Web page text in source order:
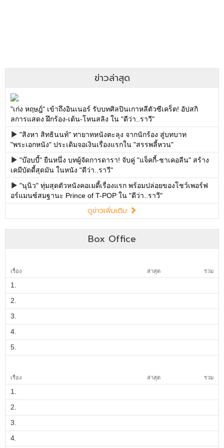
ข่าวล่าสุด
"เก่ง หฤษฎ์" เข้าถึงอินเนอร์ รับบทศิลปินเกาหลีตัวซีเคร็ต! อัปสกิ
ลการแสดง ฝึกร้อง-เต้น-โหนสลิง ใน "ดีว่า..ราวี"
"สิงหา สิทธินนท์" ทายาทหนังตะลุง จากนักร้อง สู่บทบาท
"พระเอกหนัง" ประเดิมจอเงินเรื่องแรกใน "สรรพลี้หวน"
"บ๊อบบี้" ยืนหนึ่ง บทผู้จัดการดารา! จับคู่ "แจ็คกี้-ชาเคอลีน" สร้าง
เคมีบัดดี้สุดมัน ในหนัง "ดีว่า..ราวี"
"นุนิว" ทุ่มสุดตัวหนังคอเมดี้เรื่องแรก พร้อมปล่อยของโชว์เพอร์ฟ
อร์แมนซ์สมฐานะ Prince of T-POP ใน "ดีว่า..ราวี"
ดูข่าวเพิ่มเติม
Box Office
เรื่อง ล่าสุด รวม
1.
2.
3.
4.
5.
เรื่อง ล่าสุด รวม
1.
2.
3.
4.